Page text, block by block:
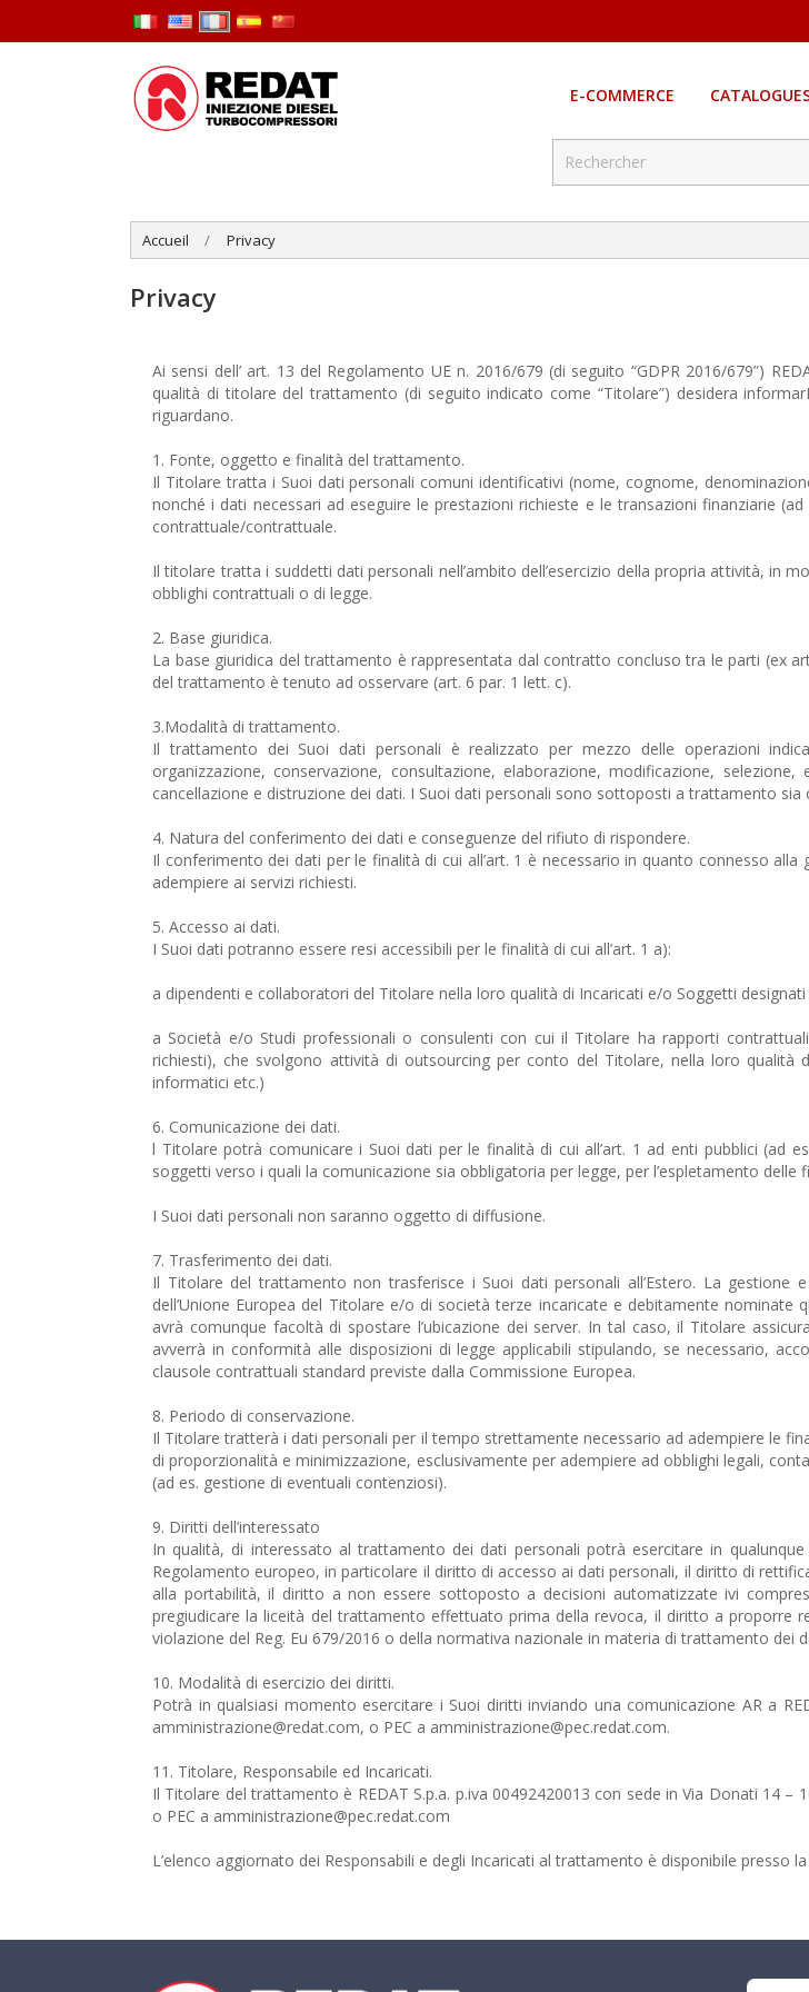
E-COMMERCE
Accueil Privacy
Privacy
Ai sensi dell’ art. 13 del Regolamento UE n. 2016/679 (di seguito “GDPR 2016/679”)
qualità di titolare del trattamento (di seguito indicato come “Titolare”) desidera
riguardano.
1. Fonte, oggetto e finalità del trattamento.
Il Titolare tratta i Suoi dati personali comuni identificativi (nome, cognome,
nonché i dati necessari ad eseguire le prestazioni richieste e le transazioni finanziarie
contrattuale/contrattuale.
Il titolare tratta i suddetti dati personali nell’ambito dell’esercizio della propria attività, in
obblighi contrattuali o di legge.
2. Base giuridica.
La base giuridica del trattamento è rappresentata dal contratto concluso tra le parti (ex
del trattamento è tenuto ad osservare (art. 6 par. 1 lett. c).
3.Modalità di trattamento.
Il trattamento dei Suoi dati personali è realizzato per mezzo delle operazioni
organizzazione, conservazione, consultazione, elaborazione, modificazione,
cancellazione e distruzione dei dati. I Suoi dati personali sono sottoposti a trattamento sia
4. Natura del conferimento dei dati e conseguenze del rifiuto di rispondere.
Il conferimento dei dati per le finalità di cui all’art. 1 è necessario in quanto connesso
adempiere ai servizi richiesti.
5. Accesso ai dati.
I Suoi dati potranno essere resi accessibili per le finalità di cui all’art. 1 a):
a dipendenti e collaboratori del Titolare nella loro qualità di Incaricati e/o Soggetti
a Società e/o Studi professionali o consulenti con cui il Titolare ha rapporti
richiesti), che svolgono attività di outsourcing per conto del Titolare, nella loro qualità
informatici etc.)
6. Comunicazione dei dati.
l Titolare potrà comunicare i Suoi dati per le finalità di cui all’art. 1 ad enti pubblici (ad
soggetti verso i quali la comunicazione sia obbligatoria per legge, per l’espletamento delle
I Suoi dati personali non saranno oggetto di diffusione.
7. Trasferimento dei dati.
Il Titolare del trattamento non trasferisce i Suoi dati personali all’Estero. La gestione
dell’Unione Europea del Titolare e/o di società terze incaricate e debitamente
avrà comunque facoltà di spostare l’ubicazione dei server. In tal caso, il Titolare
avverrà in conformità alle disposizioni di legge applicabili stipulando, se necessario,
clausole contrattuali standard previste dalla Commissione Europea.
8. Periodo di conservazione.
Il Titolare tratterà i dati personali per il tempo strettamente necessario ad adempiere le
di proporzionalità e minimizzazione, esclusivamente per adempiere ad obblighi legali,
(ad es. gestione di eventuali contenziosi).
9. Diritti dell’interessato
In qualità, di interessato al trattamento dei dati personali potrà esercitare in
Regolamento europeo, in particolare il diritto di accesso ai dati personali, il diritto di
alla portabilità, il diritto a non essere sottoposto a decisioni automatizzate ivi
pregiudicare la liceità del trattamento effettuato prima della revoca, il diritto a proporre
violazione del Reg. Eu 679/2016 o della normativa nazionale in materia di trattamento dei
10. Modalità di esercizio dei diritti.
Potrà in qualsiasi momento esercitare i Suoi diritti inviando una comunicazione AR a
amministrazione@redat.com, o PEC a amministrazione@pec.redat.com.
11. Titolare, Responsabile ed Incaricati.
Il Titolare del trattamento è REDAT S.p.a. p.iva 00492420013 con sede in Via Donati 14
o PEC a amministrazione@pec.redat.com
L’elenco aggiornato dei Responsabili e degli Incaricati al trattamento è disponibile presso